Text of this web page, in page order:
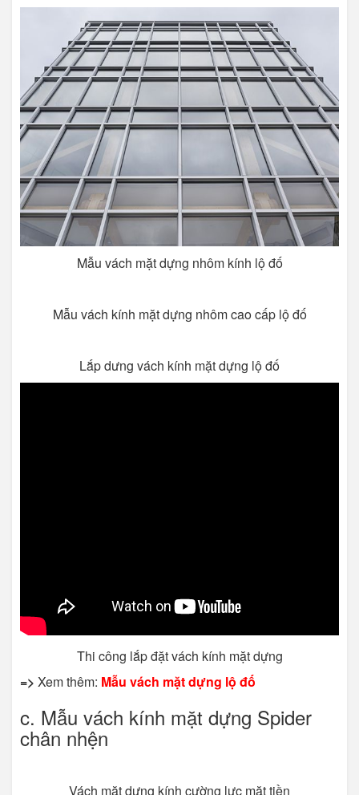
Mẫu vách mặt dựng nhôm kính lộ đố
Mẫu vách kính mặt dựng nhôm cao cấp lộ đố
Lắp dưng vách kính mặt dựng lộ đố
Thi công lắp đặt vách kính mặt dựng
=> Xem thêm: Mẫu vách mặt dựng lộ đố
c. Mẫu vách kính mặt dựng Spider
chân nhện
Vách mặt dựng kính cường lực mặt tiền